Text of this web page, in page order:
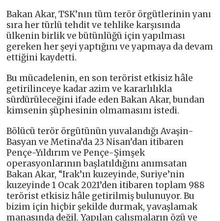
Bakan Akar, TSK’nın tüm terör örgütlerinin yanı
sıra her türlü tehdit ve tehlike karşısında
ülkenin birlik ve bütünlüğü için yapılması
gereken her şeyi yaptığını ve yapmaya da devam
ettiğini kaydetti.
Bu mücadelenin, en son terörist etkisiz hâle
getirilinceye kadar azim ve kararlılıkla
sürdürüleceğini ifade eden Bakan Akar, bundan
kimsenin şüphesinin olmamasını istedi.
Bölücü terör örgütünün yuvalandığı Avaşin-
Basyan ve Metina’da 23 Nisan’dan itibaren
Pençe-Yıldırım ve Pençe-Şimşek
operasyonlarının başlatıldığını anımsatan
Bakan Akar, “Irak’ın kuzeyinde, Suriye’nin
kuzeyinde 1 Ocak 2021’den itibaren toplam 988
terörist etkisiz hâle getirilmiş bulunuyor. Bu
bizim için hiçbir şekilde durmak, yavaşlamak
manasında değil. Yapılan çalışmaların özü ve